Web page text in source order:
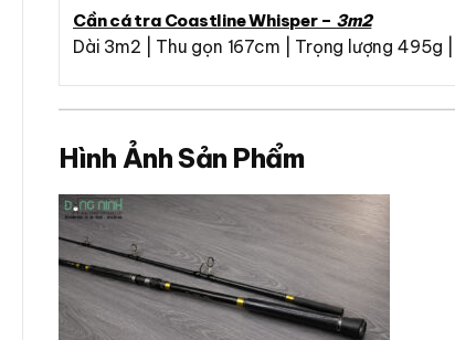
Cần cá tra Coastline Whisper – 3m2
Dài 3m2 | Thu gọn 167cm | Trọng lượng
Hình Ảnh Sản Phẩm